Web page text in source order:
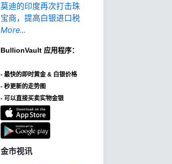
莫迪的印度再次打击珠
宝商，提高白银进口税
More...
BullionVault 应用程序：
- 最快的即时黄金 & 白银价格
- 秒更新的走势图
- 可以直接买卖实物金银
金市视讯